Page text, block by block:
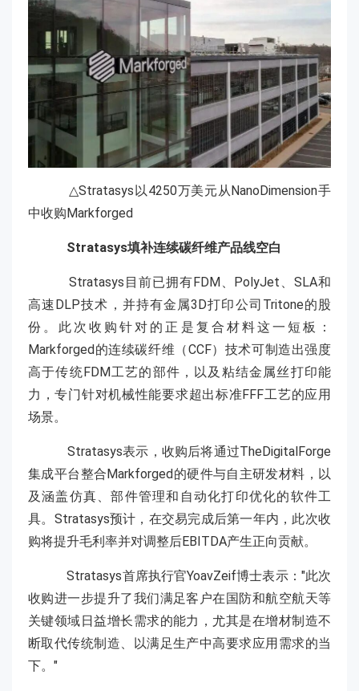
△Stratasys以4250万美元从NanoDimension手
中收购Markforged
Stratasys填补连续碳纤维产品线空白
Stratasys目前已拥有FDM、PolyJet、SLA和
高速DLP技术，并持有金属3D打印公司Tritone的股
份。此次收购针对的正是复合材料这一短板：
Markforged的连续碳纤维（CCF）技术可制造出强度
高于传统FDM工艺的部件，以及粘结金属丝打印能
力，专门针对机械性能要求超出标准FFF工艺的应用
场景。
Stratasys表示，收购后将通过TheDigitalForge
集成平台整合Markforged的硬件与自主研发材料，以
及涵盖仿真、部件管理和自动化打印优化的软件工
具。Stratasys预计，在交易完成后第一年内，此次收
购将提升毛利率并对调整后EBITDA产生正向贡献。
Stratasys首席执行官YoavZeif博士表示："此次
收购进一步提升了我们满足客户在国防和航空航天等
关键领域日益增长需求的能力，尤其是在增材制造不
断取代传统制造、以满足生产中高要求应用需求的当
下。"